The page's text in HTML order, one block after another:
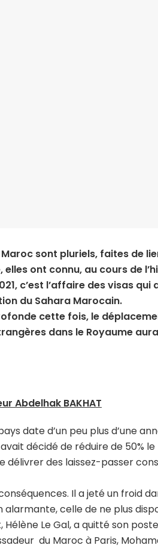
sont pluriels, faites de
ont connu, au cours de
c’est l’affaire des visas
du Sahara Marocain.
cette fois, le
dans le Royaume
Abdelhak BAKHAT
date d’un peu plus d’une
décidé de réduire de 50%
délivrer des laissez-passer
Il a jeté un froid
alarmante, celle de ne plus
Hélène Le Gal, a quitté son
du Maroc à Paris,